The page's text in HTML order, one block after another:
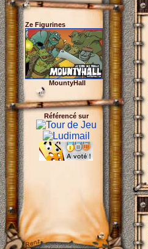
Ze Figurines
MountyHall
Référencé sur